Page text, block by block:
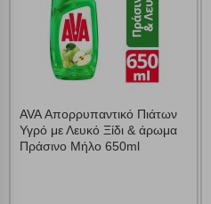
AVA Απορρυπαντικό Πιάτων
Υγρό με Λευκό Ξίδι & άρωμα
Πράσινο Μήλο 650ml